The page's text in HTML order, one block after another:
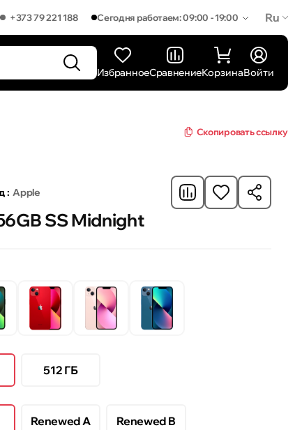
+373 79 221 188 Сегодня работаем: 09:00 - 19:00 Ru
ИзбранноеСравнениеКорзинаВойти
Скопировать ссылку
: Apple
SS Midnight
512 ГБ
Renewed A Renewed B